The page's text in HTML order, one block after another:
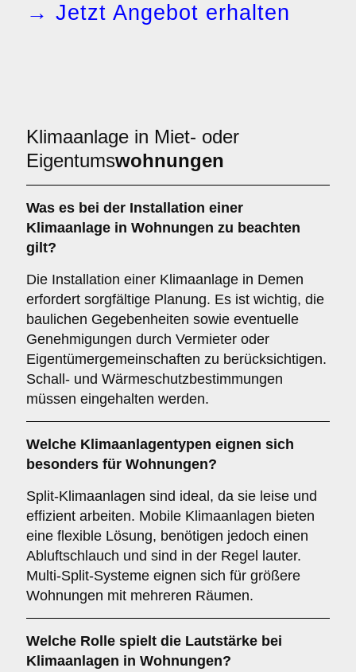
→ Jetzt Angebot erhalten
Klimaanlage in Miet- oder
Eigentumswohnungen
Was es bei der Installation einer
Klimaanlage in Wohnungen zu beachten
gilt?
Die Installation einer Klimaanlage in Demen
erfordert sorgfältige Planung. Es ist wichtig, die
baulichen Gegebenheiten sowie eventuelle
Genehmigungen durch Vermieter oder
Eigentümergemeinschaften zu berücksichtigen.
Schall- und Wärmeschutzbestimmungen
müssen eingehalten werden.
Welche Klimaanlagentypen eignen sich
besonders für Wohnungen?
Split-Klimaanlagen sind ideal, da sie leise und
effizient arbeiten. Mobile Klimaanlagen bieten
eine flexible Lösung, benötigen jedoch einen
Abluftschlauch und sind in der Regel lauter.
Multi-Split-Systeme eignen sich für größere
Wohnungen mit mehreren Räumen.
Welche Rolle spielt die Lautstärke bei
Klimaanlagen in Wohnungen?